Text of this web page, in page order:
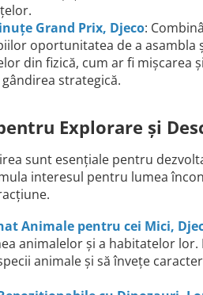
Grand Prix, Djeco:
oportunitatea de a
din fizică, cum ar fi mișcarea
strategică.
Explorare și
sunt esențiale pentru
interesul pentru lumea
Animale pentru cei Mici,
animalelor și a habitatelor
animale și să învețe